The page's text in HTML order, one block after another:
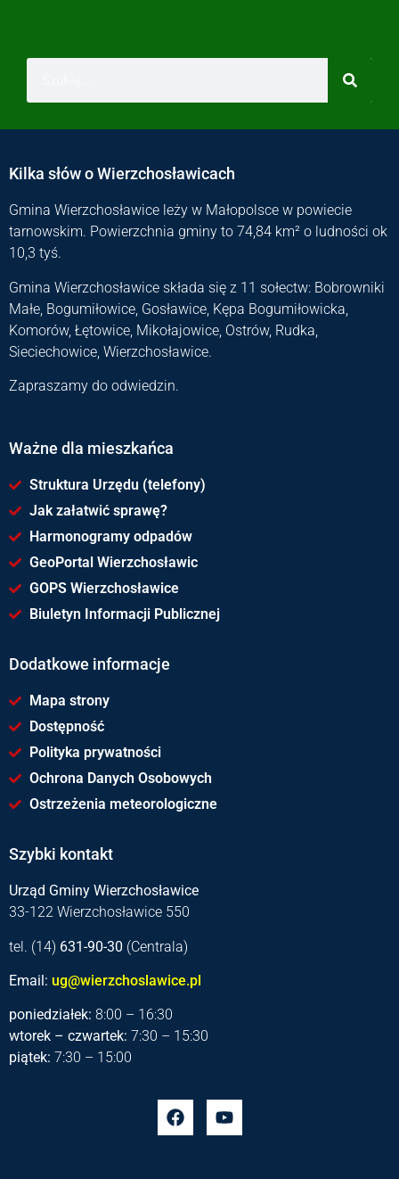
Kilka słów o Wierzchosławicach
Gmina Wierzchosławice leży w Małopolsce w powiecie
tarnowskim. Powierzchnia gminy to 74,84 km² o ludności ok
10,3 tyś.
Gmina Wierzchosławice składa się z 11 sołectw: Bobrowniki
Małe, Bogumiłowice, Gosławice, Kępa Bogumiłowicka,
Komorów, Łętowice, Mikołajowice, Ostrów, Rudka,
Sieciechowice, Wierzchosławice.
Zapraszamy do odwiedzin.
Ważne dla mieszkańca
Struktura Urzędu (telefony)
Jak załatwić sprawę?
Harmonogramy odpadów
GeoPortal Wierzchosławic
GOPS Wierzchosławice
Biuletyn Informacji Publicznej
Dodatkowe informacje
Mapa strony
Dostępność
Polityka prywatności
Ochrona Danych Osobowych
Ostrzeżenia meteorologiczne
Szybki kontakt
Urząd Gminy Wierzchosławice
33-122 Wierzchosławice 550
tel. (14) 631-90-30 (Centrala)
Email: ug@wierzchoslawice.pl
poniedziałek: 8:00 – 16:30
wtorek – czwartek: 7:30 – 15:30
piątek: 7:30 – 15:00